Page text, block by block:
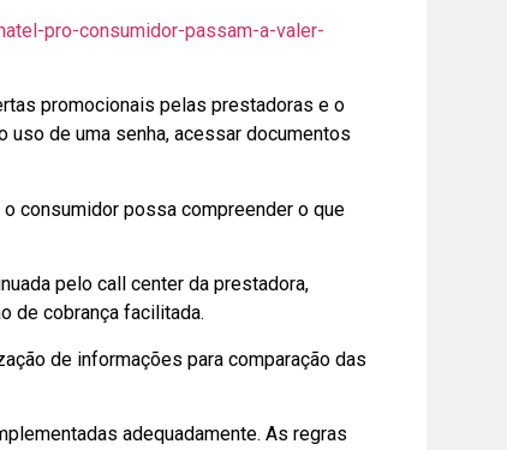
pro-consumidor-passam-a-valer-
promocionais pelas prestadoras e o
de uma senha, acessar documentos
consumidor possa compreender o que
pelo call center da prestadora,
de cobrança facilitada.
de informações para comparação das
adequadamente. As regras